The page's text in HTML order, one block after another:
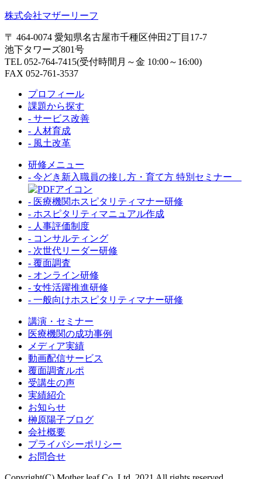
株式会社マザーリーフ
〒 464-0074 愛知県名古屋市千種区仲田2丁目17-7
池下タワーズ801号
TEL 052-764-7415(受付時間月～金 10:00～16:00)
FAX 052-761-3537
プロフィール
課題から探す
- サービス改善
- 人材育成
- 風土改革
研修メニュー
- 今どき新入職員の接し方・育て方 特別セミナー
- 医療機関ホスピタリティマナー研修
- ホスピタリティマニュアル作成
- 人事評価制度
- コンサルティング
- 次世代リーダー研修
- 覆面調査
- オンライン研修
- 女性活躍推進研修
- 一般向けホスピタリティマナー研修
講演・セミナー
医療機関の成功事例
メディア実績
動画配信サービス
覆面調査ルポ
受講生の声
実績紹介
お知らせ
榊原陽子ブログ
会社概要
プライバシーポリシー
お問合せ